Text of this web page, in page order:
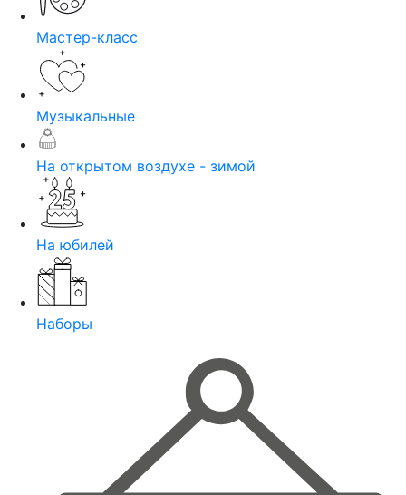
Мастер-класс
Музыкальные
На открытом воздухе - зимой
На юбилей
Наборы